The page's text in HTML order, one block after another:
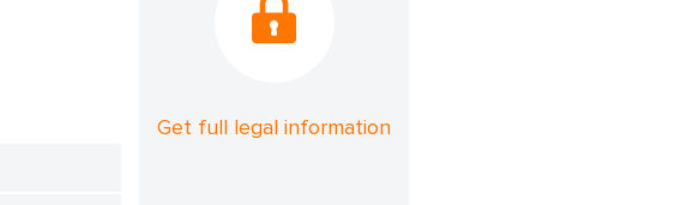
Get full legal information